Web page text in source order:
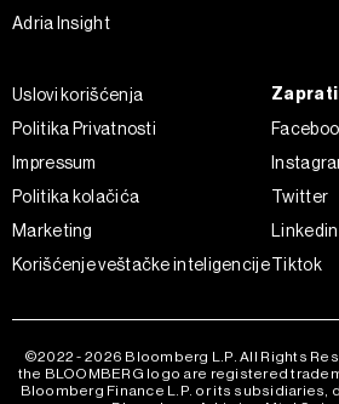
Adria Insight
Uslovi korišćenja
Politika Privatnosti
Impressum
Politika kolačića
Marketing
Korišćenje veštačke inteligencije
Twitter
Linkedin
Tiktok
©2022 - 2026 Bloomberg L.P. All Rights
the BLOOMBERG logo are registered
Bloomberg Finance L.P. or its subsidiaries,